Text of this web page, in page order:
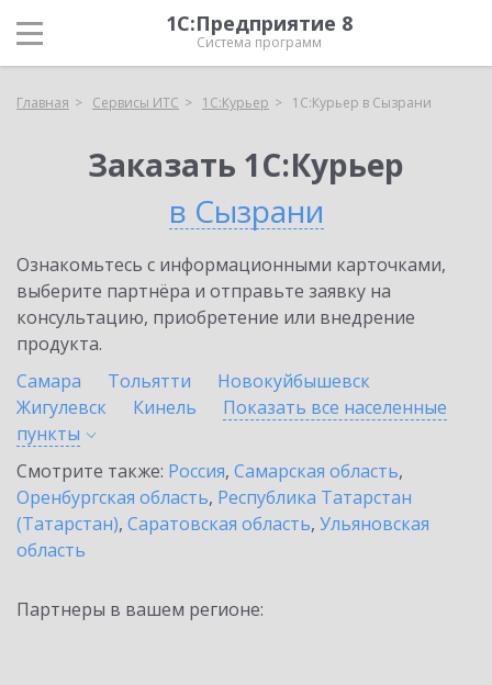
1С:Предприятие 8
Система программ
Главная Сервисы ИТС 1С:Курьер 1С:Курьер в Сызрани
Заказать 1С:Курьер
в Сызрани
Ознакомьтесь с информационными карточками,
выберите партнёра и отправьте заявку на
консультацию, приобретение или внедрение
продукта.
Самара
Тольятти
Новокуйбышевск
Жигулевск
Кинель
Показать все населенные
пункты
Смотрите также: Россия, Самарская область,
Оренбургская область, Республика Татарстан
(Татарстан), Саратовская область, Ульяновская
область
Партнеры в вашем регионе: